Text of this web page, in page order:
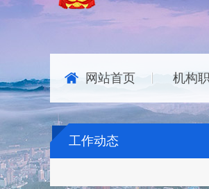
网站首页
|
机构
工作动态